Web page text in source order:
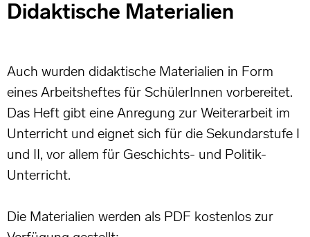
Didaktische Materialien
Auch wurden didaktische Materialien in Form
eines Arbeitsheftes für SchülerInnen vorbereitet.
Das Heft gibt eine Anregung zur Weiterarbeit im
Unterricht und eignet sich für die Sekundarstufe I
und II, vor allem für Geschichts- und Politik-
Unterricht.
Die Materialien werden als PDF kostenlos zur